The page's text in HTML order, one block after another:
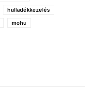
hulladékkezelés
mohu